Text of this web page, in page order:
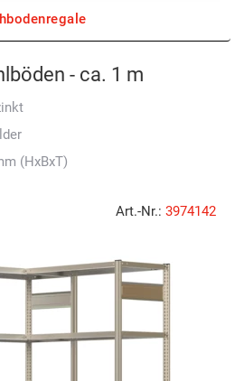
- ca. 1 m
(HxBxT)
Art.-Nr.: 3974142